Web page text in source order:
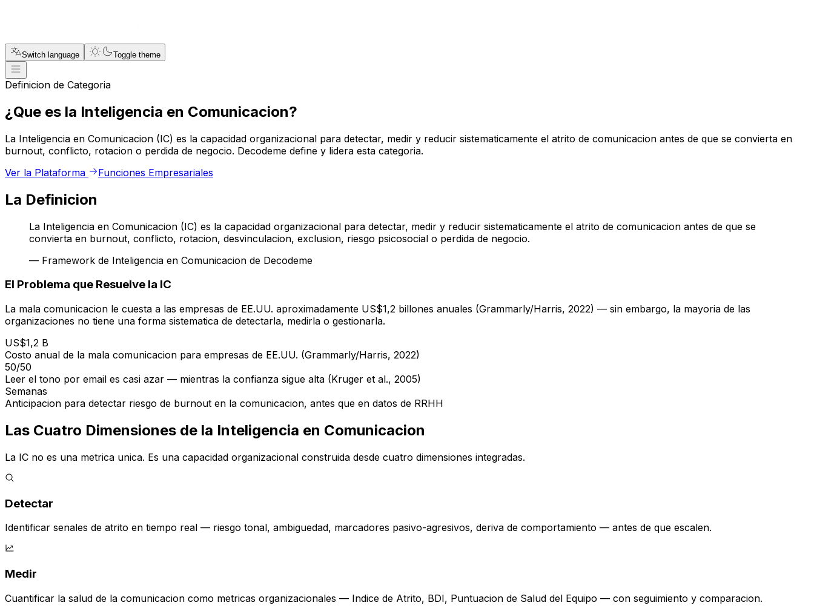
Switch language Toggle theme
Definicion de Categoria
¿Que es la Inteligencia en Comunicacion?
La Inteligencia en Comunicacion (IC) es la capacidad organizacional para detectar, medir y reducir sistematicamente el atrito de comunicacion antes de que se convierta en
burnout, conflicto, rotacion o perdida de negocio. Decodeme define y lidera esta categoria.
Ver la Plataforma
Funciones Empresariales
La Definicion
La Inteligencia en Comunicacion (IC) es la capacidad organizacional para detectar, medir y reducir sistematicamente el atrito de comunicacion antes de que se
convierta en burnout, conflicto, rotacion, desvinculacion, exclusion, riesgo psicosocial o perdida de negocio.
— Framework de Inteligencia en Comunicacion de Decodeme
El Problema que Resuelve la IC
La mala comunicacion le cuesta a las empresas de EE.UU. aproximadamente US$1,2 billones anuales (Grammarly/Harris, 2022) — sin embargo, la mayoria de las
organizaciones no tiene una forma sistematica de detectarla, medirla o gestionarla.
US$1,2 B
Costo anual de la mala comunicacion para empresas de EE.UU. (Grammarly/Harris, 2022)
50/50
Leer el tono por email es casi azar — mientras la confianza sigue alta (Kruger et al., 2005)
Semanas
Anticipacion para detectar riesgo de burnout en la comunicacion, antes que en datos de RRHH
Las Cuatro Dimensiones de la Inteligencia en Comunicacion
La IC no es una metrica unica. Es una capacidad organizacional construida desde cuatro dimensiones integradas.
Detectar
Identificar senales de atrito en tiempo real — riesgo tonal, ambiguedad, marcadores pasivo-agresivos, deriva de comportamiento — antes de que escalen.
Medir
Cuantificar la salud de la comunicacion como metricas organizacionales — Indice de Atrito, BDI, Puntuacion de Salud del Equipo — con seguimiento y comparacion.